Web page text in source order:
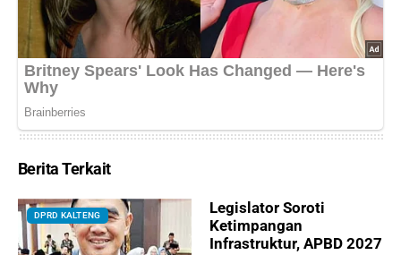
Berita Terkait
DPRD KALTENG
Legislator Soroti
Ketimpangan
Infrastruktur, APBD 2027